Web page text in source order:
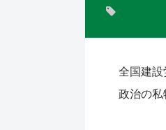
全国建設
政治の私